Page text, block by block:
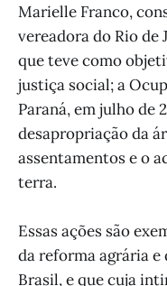
Marielle Franco,
vereadora do Rio de
que teve como
justiça social; a
Paraná, em julho de
desapropriação da
assentamentos e o
terra.
Essas ações são
da reforma agrária
Brasil, e que cuja